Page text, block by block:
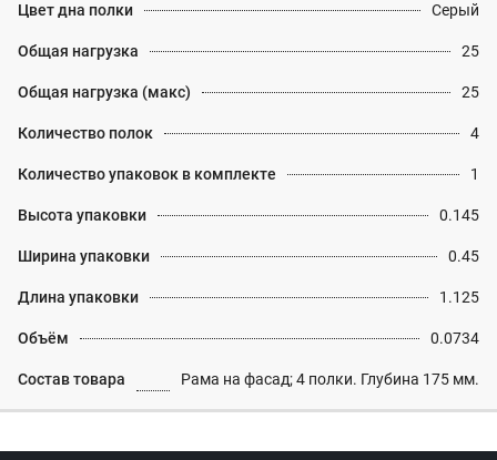
Цвет дна полки Серый
Общая нагрузка 25
Общая нагрузка (макс) 25
Количество полок 4
Количество упаковок в комплекте 1
Высота упаковки 0.145
Ширина упаковки 0.45
Длина упаковки 1.125
Объём 0.0734
Состав товара Рама на фасад; 4 полки. Глубина 175 мм.